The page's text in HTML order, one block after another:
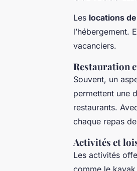
Les locations
l’hébergement.
vacanciers.
Restauration
Souvent, un
permettent une
restaurants.
chaque repas
Activités et
Les activités
comme le